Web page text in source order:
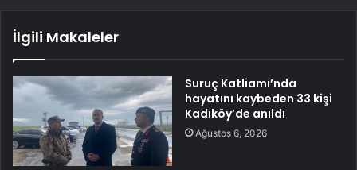
İlgili Makaleler
Suruç Katliamı’nda
hayatını kaybeden 33 kişi
Kadıköy’de anıldı
Ağustos 6, 2026